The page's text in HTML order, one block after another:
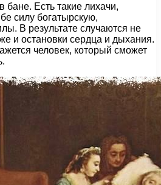
бане. Есть такие лихачи,
силу богатырскую,
В результате случаются не
и остановки сердца и дыхания.
человек, который сможет